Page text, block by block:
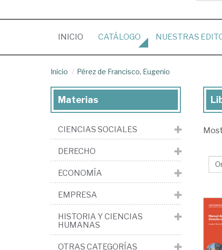
INICIO (CURRENT)
CATÁLOGO NUESTRAS
Inicio Pérez de Francisco, Eugenio
Materias
CIENCIAS SOCIALES
DERECHO
ECONOMÍA
EMPRESA
HISTORIA Y CIENCIAS
HUMANAS
OTRAS CATEGORÍAS